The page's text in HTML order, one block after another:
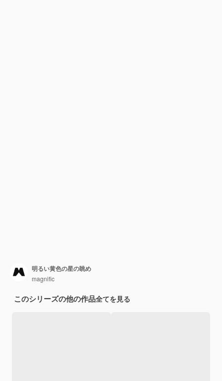
明るい黄色の星の眺め
magnific
このシリーズの他の作品全てを見る